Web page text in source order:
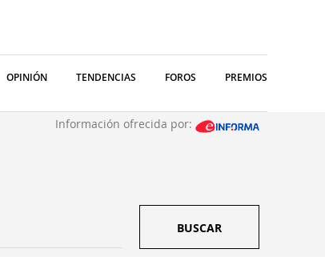
OPINIÓN TENDENCIAS FOROS PREMIOS
Información ofrecida por:
BUSCAR